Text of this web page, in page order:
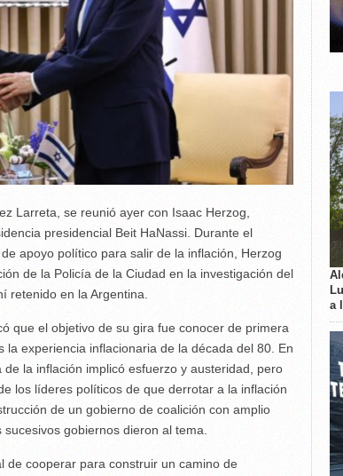
Larreta, se reunió ayer con Isaac Herzog,
presidencial Beit HaNassi. Durante el
apoyo político para salir de la inflación, Herzog
de la Policía de la Ciudad en la investigación del
retenido en la Argentina.
que el objetivo de su gira fue conocer de primera
experiencia inflacionaria de la década del 80. En
la inflación implicó esfuerzo y austeridad, pero
los líderes políticos de que derrotar a la inflación
de un gobierno de coalición con amplio
gobiernos dieron al tema.
de cooperar para construir un camino de
a